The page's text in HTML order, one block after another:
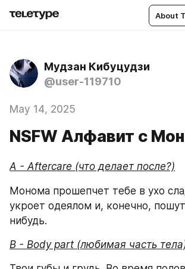
About
Мудзан Кибуцудзи
@user-119710
May 14, 2025
NSFW Алфавит с
A - Aftercare (что делает после?)
Монома прошепчет тебе в ухо
укроет одеялом и, конечно,
нибудь.
B - Body part (любимая часть